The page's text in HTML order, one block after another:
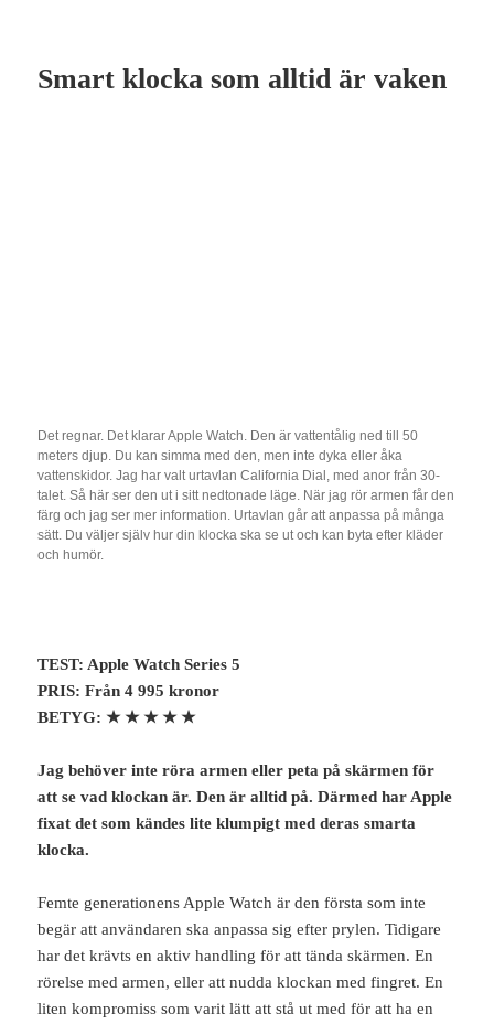
Smart klocka som alltid är vaken
Det regnar. Det klarar Apple Watch. Den är vattentålig ned till 50
meters djup. Du kan simma med den, men inte dyka eller åka
vattenskidor. Jag har valt urtavlan California Dial, med anor från 30-
talet. Så här ser den ut i sitt nedtonade läge. När jag rör armen får den
färg och jag ser mer information. Urtavlan går att anpassa på många
sätt. Du väljer själv hur din klocka ska se ut och kan byta efter kläder
och humör.
TEST: Apple Watch Series 5
PRIS: Från 4 995 kronor
BETYG:★ ★ ★ ★ ★
Jag behöver inte röra armen eller peta på skärmen för
att se vad klockan är. Den är alltid på. Därmed har Apple
fixat det som kändes lite klumpigt med deras smarta
klocka.
Femte generationens Apple Watch är den första som inte
begär att användaren ska anpassa sig efter prylen. Tidigare
har det krävts en aktiv handling för att tända skärmen. En
rörelse med armen, eller att nudda klockan med fingret. En
liten kompromiss som varit lätt att stå ut med för att ha en